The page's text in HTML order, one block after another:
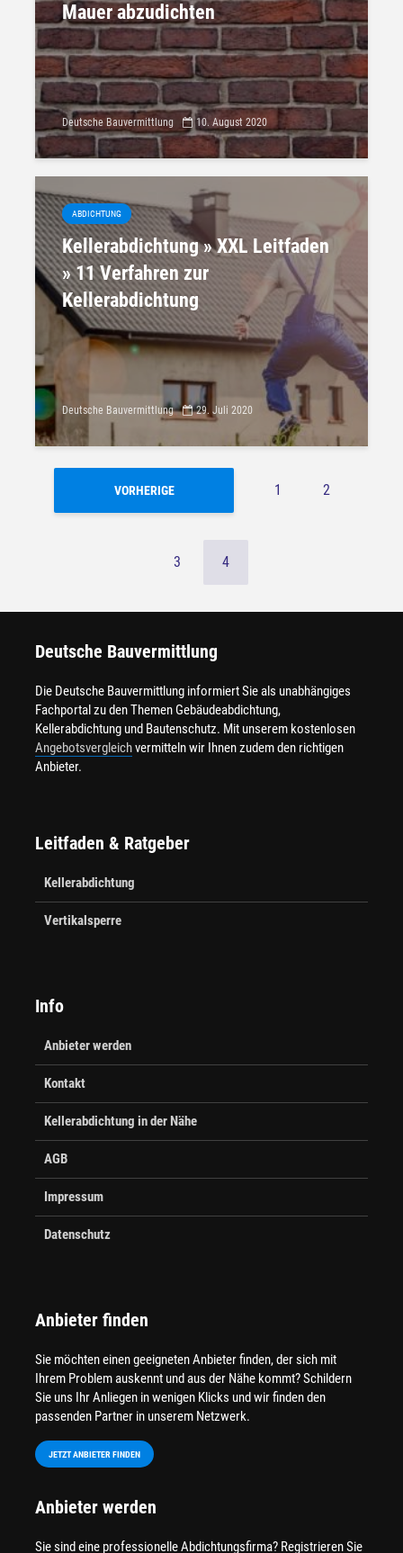
Mauer abzudichten
Deutsche Bauvermittlung 10. August 2020
ABDICHTUNG
Kellerabdichtung » XXL Leitfaden
» 11 Verfahren zur
Kellerabdichtung
Deutsche Bauvermittlung 29. Juli 2020
VORHERIGE 1 2
3 4
Deutsche Bauvermittlung
Die Deutsche Bauvermittlung informiert Sie als unabhängiges
Fachportal zu den Themen Gebäudeabdichtung,
Kellerabdichtung und Bautenschutz. Mit unserem kostenlosen
Angebotsvergleichvermitteln wir Ihnen zudem den richtigen
Anbieter.
Leitfaden & Ratgeber
Kellerabdichtung
Vertikalsperre
Info
Anbieter werden
Kontakt
Kellerabdichtung in der Nähe
AGB
Impressum
Datenschutz
Anbieter finden
Sie möchten einen geeigneten Anbieter finden, der sich mit
Ihrem Problem auskennt und aus der Nähe kommt? Schildern
Sie uns Ihr Anliegen in wenigen Klicks und wir finden den
passenden Partner in unserem Netzwerk.
JETZT ANBIETER FINDEN
Anbieter werden
Sie sind eine professionelle Abdichtungsfirma? Registrieren Sie